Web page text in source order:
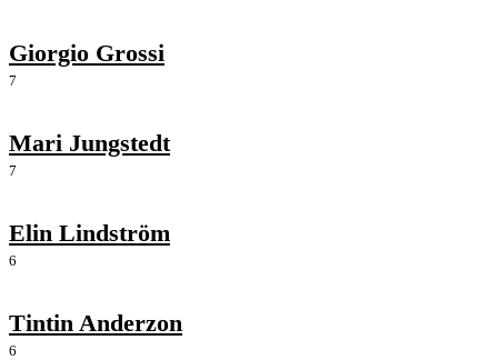
Giorgio Grossi
7
Mari Jungstedt
7
Elin Lindström
6
Tintin Anderzon
6